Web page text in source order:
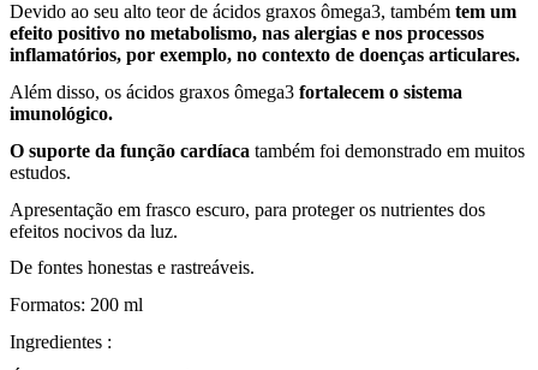
Devido ao seu alto teor de ácidos graxos ômega3, também tem um
efeito positivo no metabolismo, nas alergias e nos processos
inflamatórios, por exemplo, no contexto de doenças articulares.
Além disso, os ácidos graxos ômega3 fortalecem o sistema
imunológico.
O suporte da função cardíaca também foi demonstrado em muitos
estudos.
Apresentação em frasco escuro, para proteger os nutrientes dos
efeitos nocivos da luz.
De fontes honestas e rastreáveis.
Formatos: 200 ml
Ingredientes :